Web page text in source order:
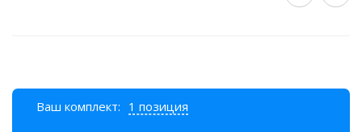
Ваш комплект: 1 позиция